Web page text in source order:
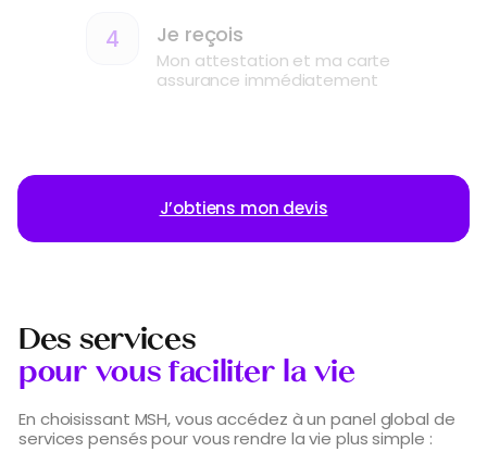
Je reçois
Mon attestation et ma carte
assurance immédiatement
J’obtiens mon devis
Des services
pour vous faciliter la vie
En choisissant MSH, vous accédez à un panel global de
services pensés pour vous rendre la vie plus simple :